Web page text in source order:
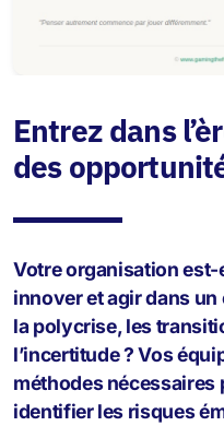
Entrez dans
des
Votre organisation est-
innover et agir dans
la polycrise, les
l’incertitude ? Vos
méthodes
identifier les risques